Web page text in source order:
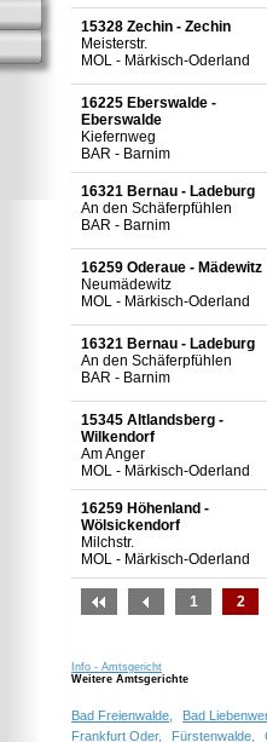
15328 Zechin - Zechin
Meisterstr.
MOL - Märkisch-Oderland
16225 Eberswalde -
Eberswalde
Kiefernweg
BAR - Barnim
16321 Bernau - Ladeburg
An den Schäferpfühlen
BAR - Barnim
16259 Oderaue - Mädewitz
Neumädewitz
MOL - Märkisch-Oderland
16321 Bernau - Ladeburg
An den Schäferpfühlen
BAR - Barnim
15345 Altlandsberg -
Wilkendorf
Am Anger
MOL - Märkisch-Oderland
16259 Höhenland -
Wölsickendorf
Milchstr.
MOL - Märkisch-Oderland
1 2
Info - Amtsgericht
Weitere Amtsgerichte
Bad Freienwalde, Bad
Frankfurt Oder,
Fürstenwalde,